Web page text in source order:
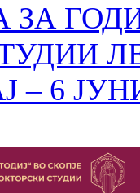
ЗА
– 6